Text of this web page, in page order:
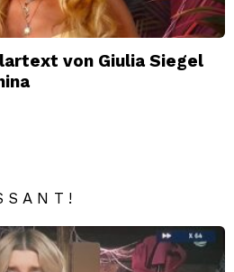
von Giulia Siegel